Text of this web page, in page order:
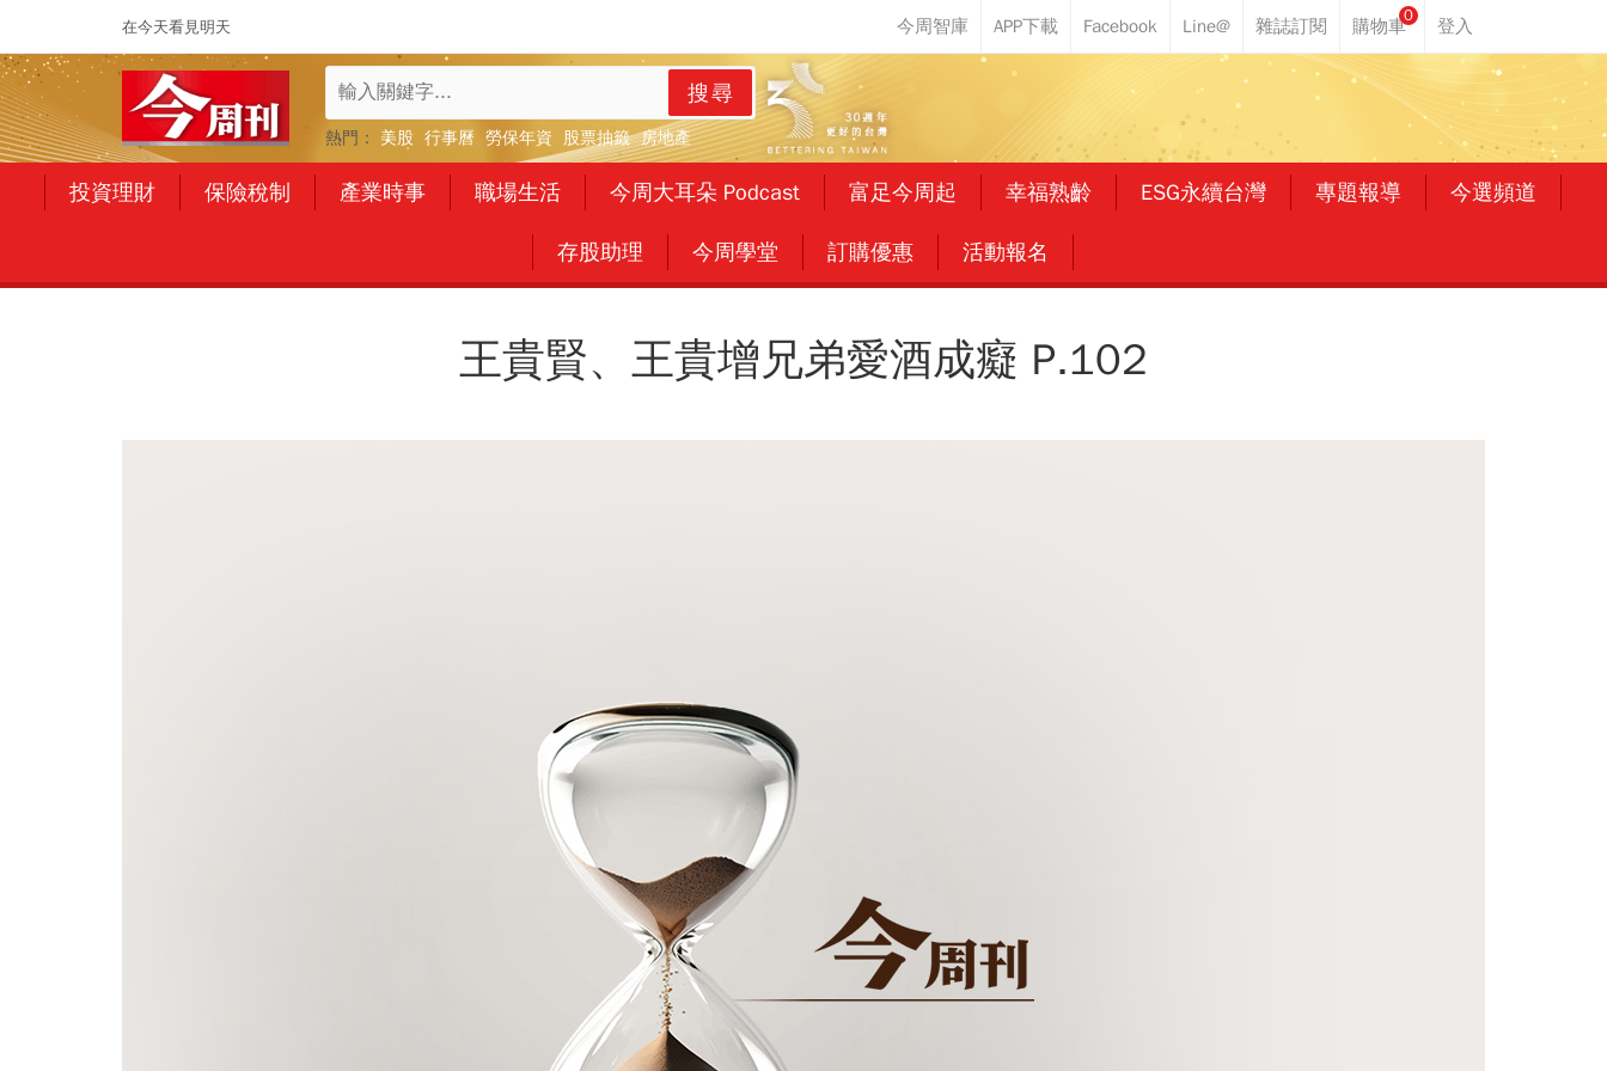
在今天看見明天
0
搜尋
熱門： 美股 行事曆 勞保年資 股票抽籤 房地產
投資理財 保險稅制 產業時事 職場生活 今周大耳朵 Podcast 富足今周起 幸福熟齡 ESG永續台灣 專題報導 今選頻道
存股助理 今周學堂 訂購優惠 活動報名
王貴賢、王貴增兄弟愛酒成癡 P.102